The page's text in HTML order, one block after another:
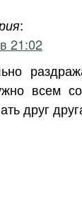
:
21:02
всем
друг